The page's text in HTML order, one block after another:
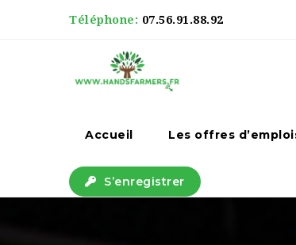
Téléphone: 07.56.91.88.92
Accueil Les offres
S’enregistrer